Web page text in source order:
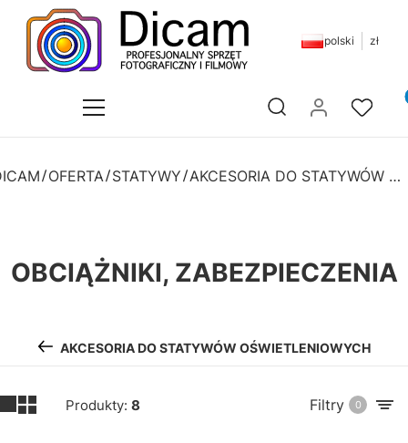
polski zł
Otwórz wyszukiwarkę
OFERTA STATYWY AKCESORIA DO STATYWÓW OŚWIETLENIOWYCH
OBCIĄŻNIKI, ZABEZPIECZENIA
AKCESORIA DO STATYWÓW OŚWIETLENIOWYCH
Produkty: 8 Filtry 0